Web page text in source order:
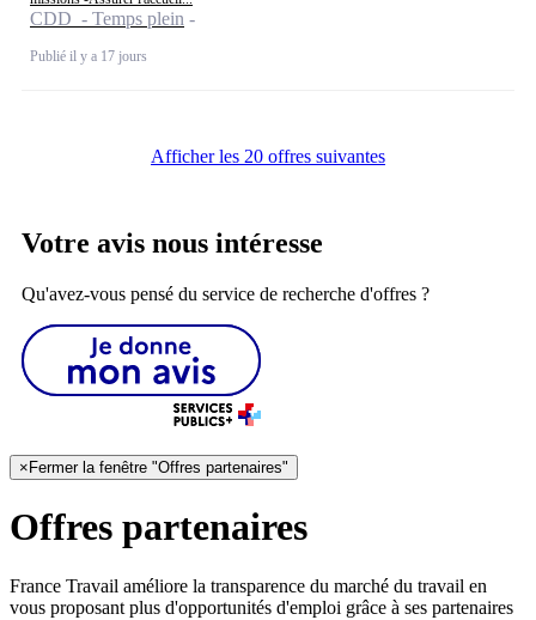
CDD - Temps plein
Publié il y a 17 jours
Afficher les 20 offres suivantes
Votre avis nous intéresse
Qu'avez-vous pensé du service de recherche d'offres ?
× Fermer la fenêtre "Offres partenaires"
Offres partenaires
France Travail améliore la transparence du marché du travail en
vous proposant plus d'opportunités d'emploi grâce à ses partenaires